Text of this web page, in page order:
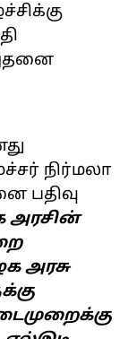
நிர்மலா
பதிவு
அரசின்
அரசு